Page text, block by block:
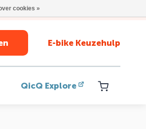
E-bike Keuzehulp
QicQ Explore
cookies »